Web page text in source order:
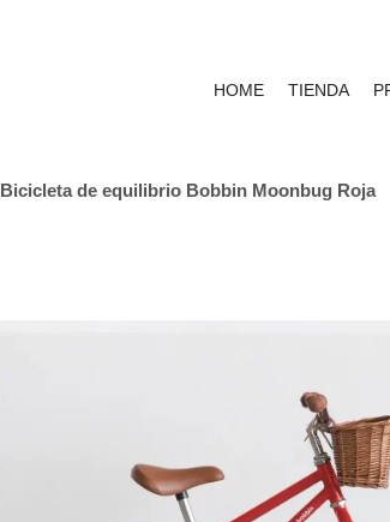
HOME TIENDA
Bicicleta de equilibrio Bobbin Moonbug Roja